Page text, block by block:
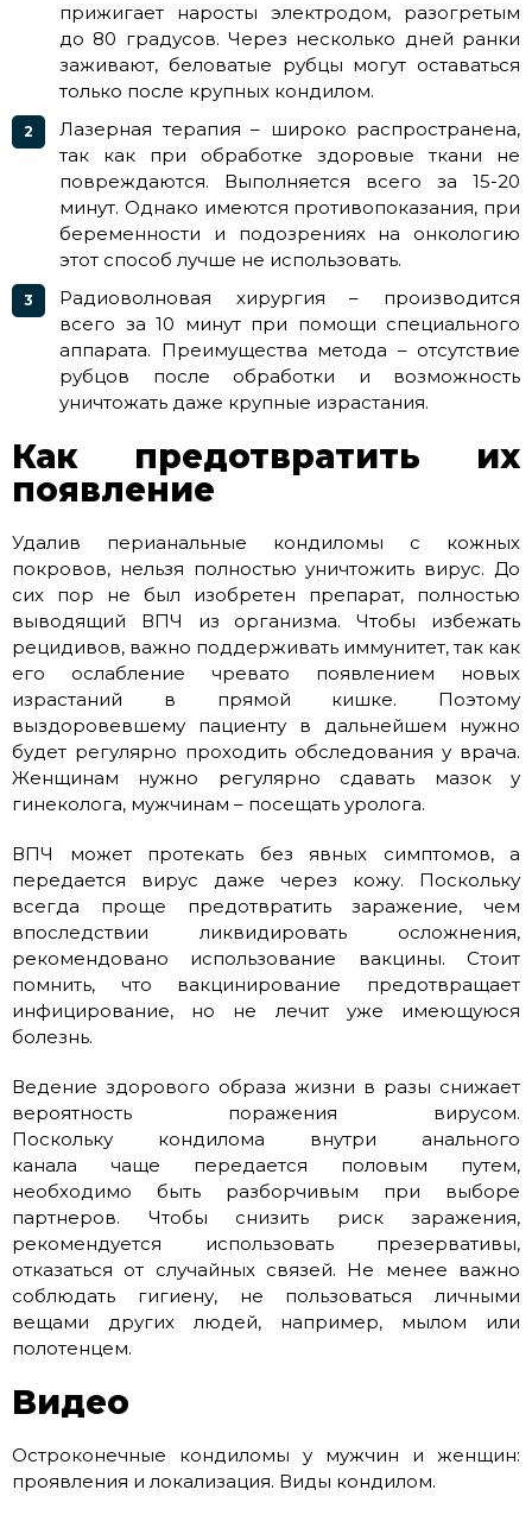
прижигает наросты электродом, разогретым
до 80 градусов. Через несколько дней ранки
заживают, беловатые рубцы могут оставаться
только после крупных кондилом.
Лазерная терапия – широко распространена,
так как при обработке здоровые ткани не
повреждаются. Выполняется всего за 15-20
минут. Однако имеются противопоказания, при
беременности и подозрениях на онкологию
этот способ лучше не использовать.
Радиоволновая хирургия – производится
всего за 10 минут при помощи специального
аппарата. Преимущества метода – отсутствие
рубцов после обработки и возможность
уничтожать даже крупные израстания.
Как предотвратить их
появление
Удалив перианальные кондиломы с кожных
покровов, нельзя полностью уничтожить вирус. До
сих пор не был изобретен препарат, полностью
выводящий ВПЧ из организма. Чтобы избежать
рецидивов, важно поддерживать иммунитет, так как
его ослабление чревато появлением новых
израстаний в прямой кишке. Поэтому
выздоровевшему пациенту в дальнейшем нужно
будет регулярно проходить обследования у врача.
Женщинам нужно регулярно сдавать мазок у
гинеколога, мужчинам – посещать уролога.
ВПЧ может протекать без явных симптомов, а
передается вирус даже через кожу. Поскольку
всегда проще предотвратить заражение, чем
впоследствии ликвидировать осложнения,
рекомендовано использование вакцины. Стоит
помнить, что вакцинирование предотвращает
инфицирование, но не лечит уже имеющуюся
болезнь.
Ведение здорового образа жизни в разы снижает
вероятность поражения вирусом.
Поскольку кондилома внутри анального
канала чаще передается половым путем,
необходимо быть разборчивым при выборе
партнеров. Чтобы снизить риск заражения,
рекомендуется использовать презервативы,
отказаться от случайных связей. Не менее важно
соблюдать гигиену, не пользоваться личными
вещами других людей, например, мылом или
полотенцем.
Видео
Остроконечные кондиломы у мужчин и женщин:
проявления и локализация. Виды кондилом.